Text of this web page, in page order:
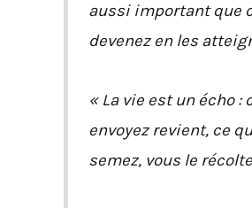
aussi important que
devenez en les
« La vie est un écho :
envoyez revient, ce
semez, vous le